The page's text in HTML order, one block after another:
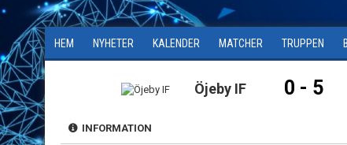
HEM NYHETER KALENDER MATCHER TRUPPEN
Öjeby IF 0 - 5
INFORMATION